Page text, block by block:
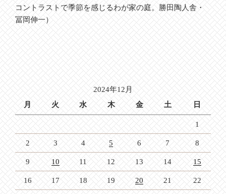
コントラストで季節を感じるわが家の庭。勝田陶人舎・
冨岡伸一）
2024年12月
月
火 水 木 金 土 日
1
2 3 4 5 6 7 8
9 10 11 12 13 14 15
16 17 18 19 20 21 22